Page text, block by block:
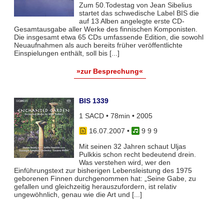
Zum 50.Todestag von Jean Sibelius
startet das schwedische Label BIS die
auf 13 Alben angelegte erste CD-
Gesamtausgabe aller Werke des finnischen Komponisten.
Die insgesamt etwa 65 CDs umfassende Edition, die sowohl
Neuaufnahmen als auch bereits früher veröffentlichte
Einspielungen enthält, soll bis [...]
»zur Besprechung«
BIS 1339
1 SACD • 78min • 2005
16.07.2007 •
9 9 9
Mit seinen 32 Jahren schaut Uljas
Pulkkis schon recht bedeutend drein.
Was verstehen wird, wer den
Einführungstext zur bisherigen Lebensleistung des 1975
geborenen Finnen durchgenommen hat: „Seine Gabe, zu
gefallen und gleichzeitig herauszufordern, ist relativ
ungewöhnlich, genau wie die Art und [...]